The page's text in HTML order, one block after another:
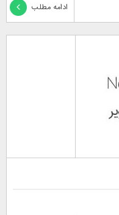
ادامه مطلب